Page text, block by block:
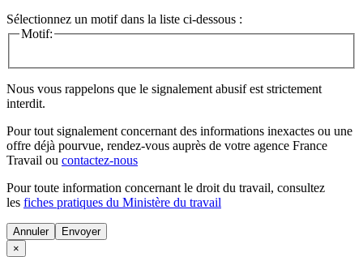
Sélectionnez un motif dans la liste ci-dessous :
Motif:
Nous vous rappelons que le signalement abusif est strictement
interdit.
Pour tout signalement concernant des informations inexactes ou une
offre déjà pourvue, rendez-vous auprès de votre agence France
Travail ou contactez-nous
Pour toute information concernant le droit du travail, consultez
les fiches pratiques du Ministère du travail
Annuler
×